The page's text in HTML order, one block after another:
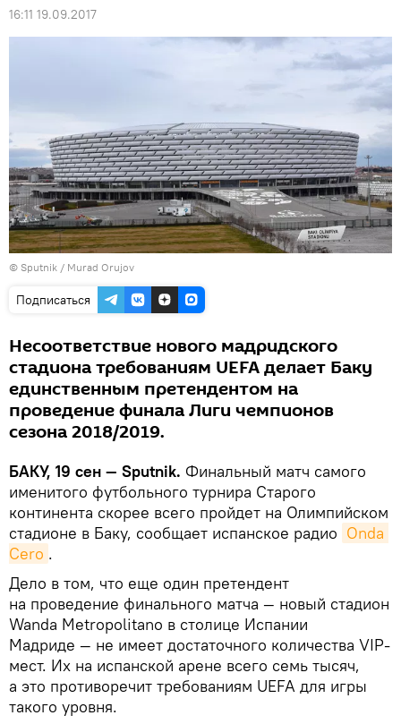
16:11 19.09.2017
© Sputnik / Murad Orujov
Подписаться
Несоответствие нового мадридского
стадиона требованиям UEFA делает Баку
единственным претендентом на
проведение финала Лиги чемпионов
сезона 2018/2019.
БАКУ, 19 сен — Sputnik. Финальный матч самого
именитого футбольного турнира Старого
континента скорее всего пройдет на Олимпийском
стадионе в Баку, сообщает испанское радио Onda
Cero .
Дело в том, что еще один претендент
на проведение финального матча — новый стадион
Wanda Metropolitano в столице Испании
Мадриде — не имеет достаточного количества VIP-
мест. Их на испанской арене всего семь тысяч,
а это противоречит требованиям UEFA для игры
такого уровня.